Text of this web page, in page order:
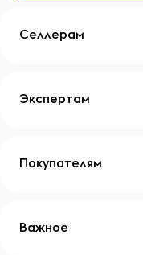
Селлерам
Экспертам
Покупателям
Важное